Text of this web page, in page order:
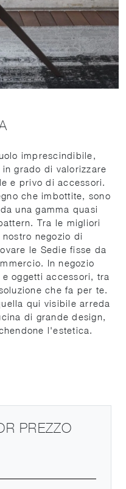
imprescindibile,
grado di valorizzare
e privo di accessori.
che imbottite, sono
una gamma quasi
Tra le migliori
negozio di
le Sedie fisse da
In negozio
oggetti accessori, tra
che fa per te.
qui visibile arreda
di grande design,
l'estetica.
PREZZO